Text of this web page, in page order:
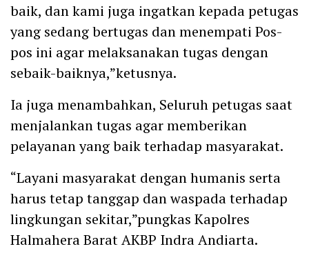
baik, dan kami juga ingatkan kepada petugas
yang sedang bertugas dan menempati Pos-
pos ini agar melaksanakan tugas dengan
sebaik-baiknya,”ketusnya.
Ia juga menambahkan, Seluruh petugas saat
menjalankan tugas agar memberikan
pelayanan yang baik terhadap masyarakat.
“Layani masyarakat dengan humanis serta
harus tetap tanggap dan waspada terhadap
lingkungan sekitar,”pungkas Kapolres
Halmahera Barat AKBP Indra Andiarta.